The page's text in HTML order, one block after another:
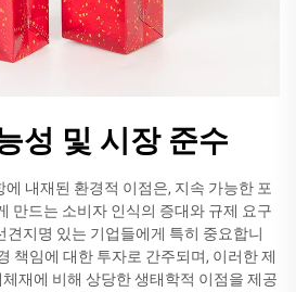
성 및 시장 준수
내재된 환경적 이점은, 지속 가능한 포
만드는 소비자 인식의 증대와 규제 요구
지명 있는 기업들에게 특히 중요합니
책임에 대한 투자로 간주되며, 이러한 제
재에 비해 상당한 생태학적 이점을 제공